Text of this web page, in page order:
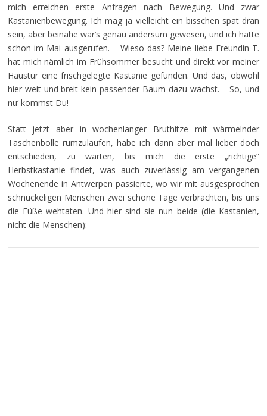
mich erreichen erste Anfragen nach Bewegung. Und zwar
Kastanienbewegung. Ich mag ja vielleicht ein bisschen spät dran
sein, aber beinahe wär’s genau andersum gewesen, und ich hätte
schon im Mai ausgerufen. – Wieso das? Meine liebe Freundin T.
hat mich nämlich im Frühsommer besucht und direkt vor meiner
Haustür eine frischgelegte Kastanie gefunden. Und das, obwohl
hier weit und breit kein passender Baum dazu wächst. – So, und
nu‘ kommst Du!
Statt jetzt aber in wochenlanger Bruthitze mit wärmelnder
Taschenbolle rumzulaufen, habe ich dann aber mal lieber doch
entschieden, zu warten, bis mich die erste „richtige“
Herbstkastanie findet, was auch zuverlässig am vergangenen
Wochenende in Antwerpen passierte, wo wir mit ausgesprochen
schnuckeligen Menschen zwei schöne Tage verbrachten, bis uns
die Füße wehtaten. Und hier sind sie nun beide (die Kastanien,
nicht die Menschen):